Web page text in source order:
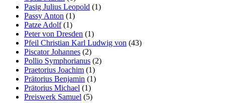
Pasig Julius Leopold (1)
Passy Anton (1)
Patze Adolf(1)
Peter von Dresden (1)
Pfeil Christian Karl Ludwig von (43)
Piscator Johannes (2)
Pollio Symphorianus (2)
Praetorius Joachim (1)
Prätorius Benjamin (1)
Prätorius Michael (1)
Preiswerk Samuel (5)